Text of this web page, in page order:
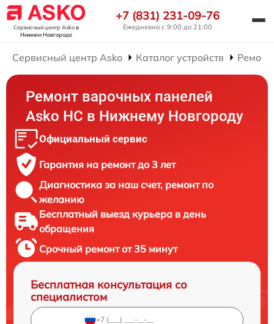
Сервисный центр Askoв
Нижнем Новгороде
+7 (831) 231-09-76
Ежедневно с 9:00 до 21:00
Сервисный центр Asko Каталог устройств
Ремонт варочных панелей
Asko HC в Нижнему Новгороду
Официальный сервис
Гарантия на ремонт до 3 лет
Диагностика за наш счет, ремонт по
желанию
Бесплатный выезд курьера в день
обращения
Срочный ремонт от 35 минут
Бесплатная консультация со
специалистом